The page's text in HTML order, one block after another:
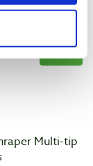
Multi-tip